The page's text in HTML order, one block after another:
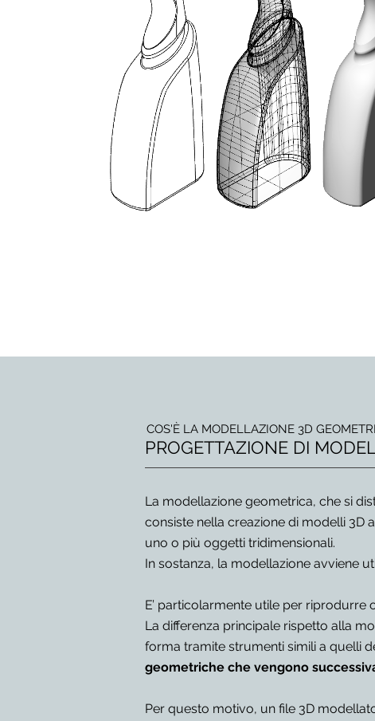
COS'È LA MODELLAZIONE 3D
PROGETTAZIONE DI
La modellazione geometrica, che si
consiste nella creazione di modelli
uno o più oggetti tridimensionali.
In sostanza, la modellazione avviene
E’ particolarmente utile per riprodurre
La differenza principale rispetto alla
forma tramite strumenti simili a quelli
geometriche che vengono
Per questo motivo, un file 3D